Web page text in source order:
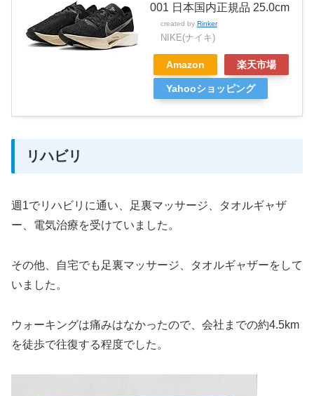
001 日本国内正規品 25.0cm
created by Rinker
NIKE(ナイキ)
Amazon 楽天市場
Yahooショッピング
リハビリ
週1でリハビリに通い、足裏マッサージ、タオルギャザ
ー、電気治療を受けていました。
その他、自宅でも足裏マッサージ、タオルギャザーをして
いました。
ウォーキングは痛みはなかったので、会社までの約4.5km
を徒歩で往復する程度でした。